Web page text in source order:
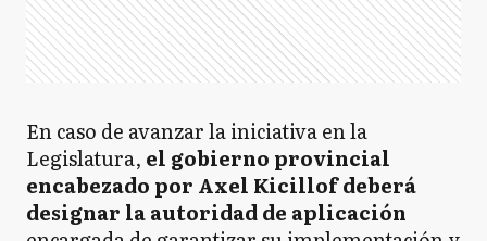
En caso de avanzar la iniciativa en la
Legislatura, el gobierno provincial
encabezado por Axel Kicillof deberá
designar la autoridad de aplicación